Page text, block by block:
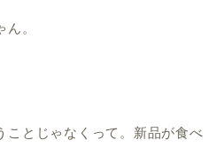
。
ことじゃなくって。新品が食べ